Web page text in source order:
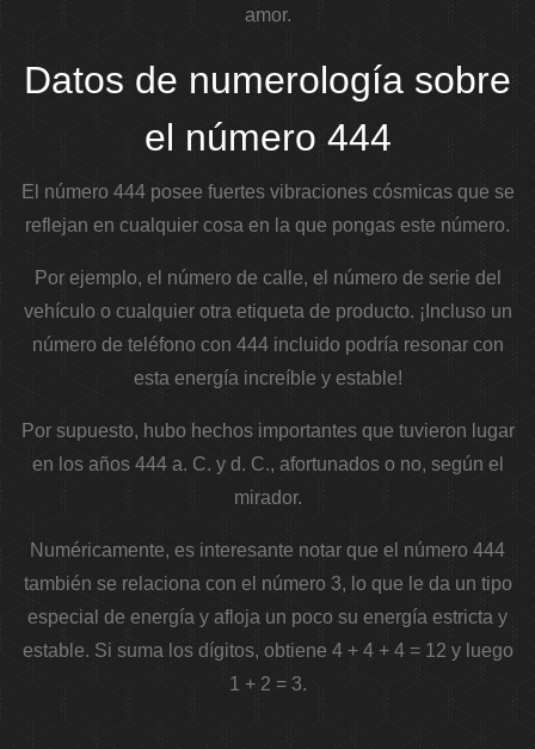
amor.
Datos de numerología sobre
el número 444
El número 444 posee fuertes vibraciones cósmicas que se
reflejan en cualquier cosa en la que pongas este número.
Por ejemplo, el número de calle, el número de serie del
vehículo o cualquier otra etiqueta de producto. ¡Incluso un
número de teléfono con 444 incluido podría resonar con
esta energía increíble y estable!
Por supuesto, hubo hechos importantes que tuvieron lugar
en los años 444 a. C. y d. C., afortunados o no, según el
mirador.
Numéricamente, es interesante notar que el número 444
también se relaciona con el número 3, lo que le da un tipo
especial de energía y afloja un poco su energía estricta y
estable. Si suma los dígitos, obtiene 4 + 4 + 4 = 12 y luego
1 + 2 = 3.